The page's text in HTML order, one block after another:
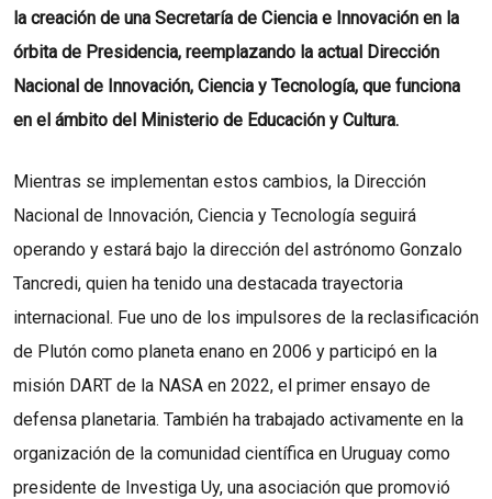
la creación de una Secretaría de Ciencia e Innovación en la
órbita de Presidencia, reemplazando la actual Dirección
Nacional de Innovación, Ciencia y Tecnología, que funciona
en el ámbito del Ministerio de Educación y Cultura.
Mientras se implementan estos cambios, la Dirección
Nacional de Innovación, Ciencia y Tecnología seguirá
operando y estará bajo la dirección del astrónomo Gonzalo
Tancredi, quien ha tenido una destacada trayectoria
internacional. Fue uno de los impulsores de la reclasificación
de Plutón como planeta enano en 2006 y participó en la
misión DART de la NASA en 2022, el primer ensayo de
defensa planetaria. También ha trabajado activamente en la
organización de la comunidad científica en Uruguay como
presidente de Investiga Uy, una asociación que promovió